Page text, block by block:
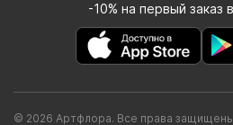
-10% на первый заказ
© 2026 Артфлора. Все права